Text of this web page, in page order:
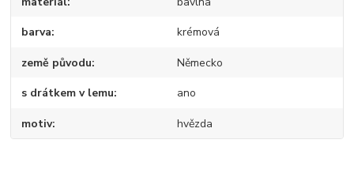
barva krémová
země původu Německo
s drátkem v lemu ano
motiv hvězda